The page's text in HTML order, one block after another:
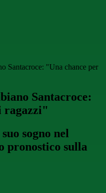
Santacroce: "Una chance per
Santacroce:
ragazzi"
sogno nel
pronostico sulla